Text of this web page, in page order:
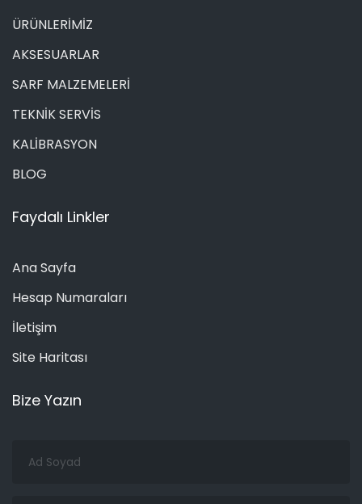
ÜRÜNLERİMİZ
AKSESUARLAR
SARF MALZEMELERİ
TEKNİK SERVİS
KALİBRASYON
BLOG
Faydalı Linkler
Ana Sayfa
Hesap Numaraları
İletişim
Site Haritası
Bize Yazın
Soyad